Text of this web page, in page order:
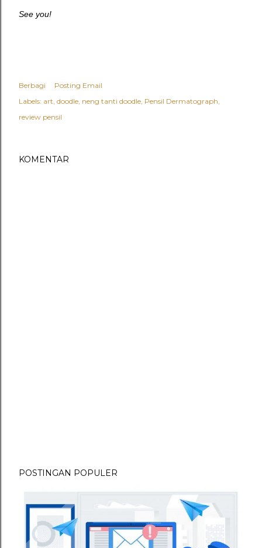
See you!
Berbagi
Posting Email
Labels: art doodle neng tanti doodle Pensil Dermatograph
review pensil
KOMENTAR
POSTINGAN POPULER